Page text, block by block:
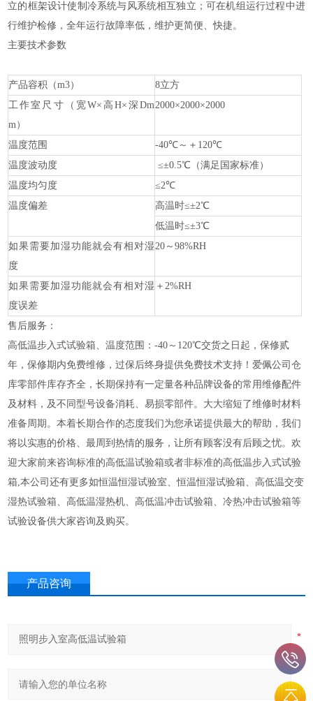
立的框架设计使制冷系统与风系统相互独立；可在机组运行过程中进
行维护检修，全年运行故障率低，维护更简便、快捷。
主要技术参数
产品容积（m3）
8立方
工作室尺寸（宽W×高H×深Dm
m）
2000×2000×2000
温度范围
-40℃～＋120℃
温度波动度
≤±0.5℃（满足国家标准）
温度均匀度
≤2℃
温度偏差
高温时≤±2℃
低温时≤±3℃
如果需要加湿功能就会有相对湿
度
20～98%RH
如果需要加湿功能就会有相对湿
度误差
＋2%RH
售后服务：
高低温步入式试验箱、温度范围：-40～120℃交货之日起，保修贰
年，保修期内免费维修，过保后终身提供免费技术支持！爱佩公司仓
库零部件库存齐全，长期保持有一定量各种品牌设备的常用维修配件
及材料，及不同型号设备消耗、易损零部件。大大缩短了维修时材料
准备周期。本着长期合作的态度我们为您承诺提供最大的帮助，我们
将以实惠的价格、最周到热情的服务，让所有顾客没有后顾之忧。欢
迎大家前来咨询标准的高低温试验箱或者非标准的高低温步入式试验
箱,本公司还有更多如恒温恒湿试验室、恒温恒湿试验箱、高低温交变
湿热试验箱、高低温湿热机、高低温冲击试验箱、冷热冲击试验箱等
试验设备供大家咨询及购买。
产品咨询